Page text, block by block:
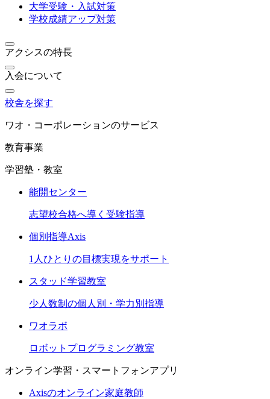
大学受験・入試対策
学校成績アップ対策
アクシスの特長
入会について
校舎を探す
ワオ・コーポレーションのサービス
教育事業
学習塾・教室
能開センター
志望校合格へ導く受験指導
個別指導Axis
1人ひとりの目標実現をサポート
スタッド学習教室
少人数制の個人別・学力別指導
ワオラボ
ロボットプログラミング教室
オンライン学習・スマートフォンアプリ
Axisのオンライン家庭教師